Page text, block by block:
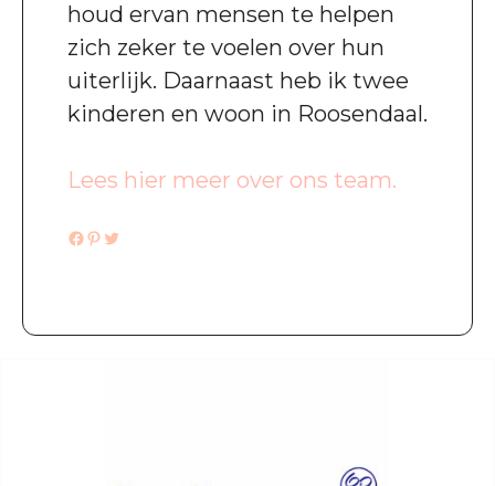
houd ervan mensen te helpen
zich zeker te voelen over hun
uiterlijk. Daarnaast heb ik twee
kinderen en woon in Roosendaal.
Lees hier meer over ons team.
Facebook
Pinterest
Twitter